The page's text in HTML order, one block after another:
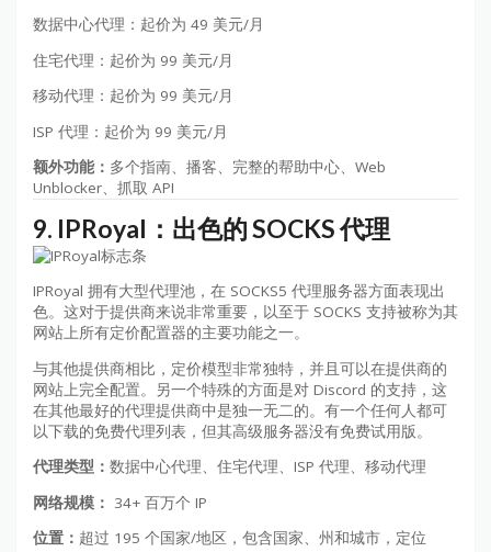
数据中心代理：起价为 49 美元/月
住宅代理：起价为 99 美元/月
移动代理：起价为 99 美元/月
ISP 代理：起价为 99 美元/月
额外功能： 多个指南、播客、完整的帮助中心、Web
Unblocker、抓取 API
9. IPRoyal：出色的 SOCKS 代理
IPRoyal 拥有大型代理池，在 SOCKS5 代理服务器方面表现出
色。这对于提供商来说非常重要，以至于 SOCKS 支持被称为其
网站上所有定价配置器的主要功能之一。
与其他提供商相比，定价模型非常独特，并且可以在提供商的
网站上完全配置。另一个特殊的方面是对 Discord 的支持，这
在其他最好的代理提供商中是独一无二的。有一个任何人都可
以下载的免费代理列表，但其高级服务器没有免费试用版。
代理类型： 数据中心代理、住宅代理、ISP 代理、移动代理
网络规模： 34+ 百万个 IP
位置： 超过 195 个国家/地区，包含国家、州和城市，定位